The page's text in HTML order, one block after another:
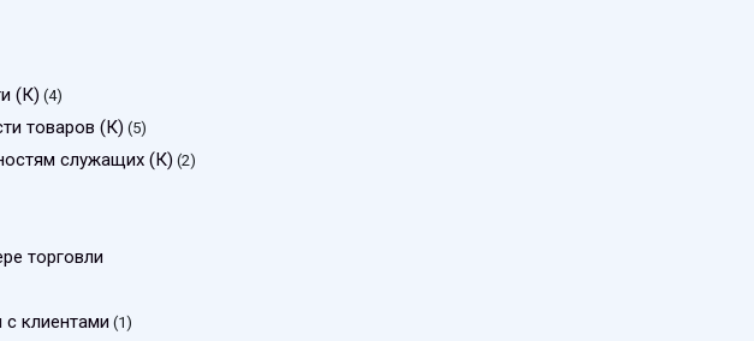
(К) (4)
товаров (К) (5)
служащих (К) (2)
торговли
клиентами (1)